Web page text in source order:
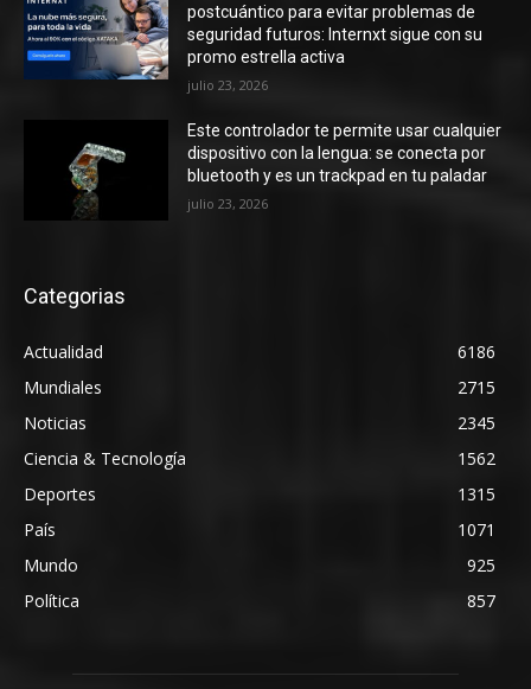
postcuántico para evitar problemas de
seguridad futuros: Internxt sigue con su
promo estrella activa
julio 23, 2026
Este controlador te permite usar cualquier
dispositivo con la lengua: se conecta por
bluetooth y es un trackpad en tu paladar
julio 23, 2026
Categorias
Actualidad
6186
Mundiales
2715
Noticias
2345
Ciencia & Tecnología
1562
Deportes
1315
País
1071
Mundo
925
Política
857